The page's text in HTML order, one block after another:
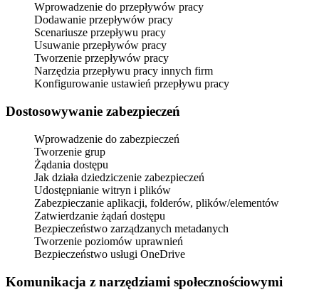
Wprowadzenie do przepływów pracy
Dodawanie przepływów pracy
Scenariusze przepływu pracy
Usuwanie przepływów pracy
Tworzenie przepływów pracy
Narzędzia przepływu pracy innych firm
Konfigurowanie ustawień przepływu pracy
Dostosowywanie zabezpieczeń
Wprowadzenie do zabezpieczeń
Tworzenie grup
Żądania dostępu
Jak działa dziedziczenie zabezpieczeń
Udostępnianie witryn i plików
Zabezpieczanie aplikacji, folderów, plików/elementów
Zatwierdzanie żądań dostępu
Bezpieczeństwo zarządzanych metadanych
Tworzenie poziomów uprawnień
Bezpieczeństwo usługi OneDrive
Komunikacja z narzędziami społecznościowymi